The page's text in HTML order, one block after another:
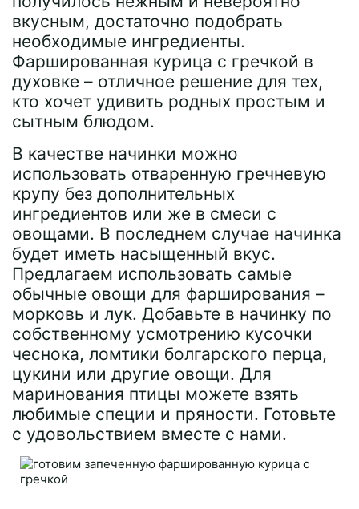
вкусным, достаточно подобрать
необходимые ингредиенты.
Фаршированная курица с гречкой в
духовке – отличное решение для тех,
кто хочет удивить родных простым и
сытным блюдом.
В качестве начинки можно
использовать отваренную гречневую
крупу без дополнительных
ингредиентов или же в смеси с
овощами. В последнем случае начинка
будет иметь насыщенный вкус.
Предлагаем использовать самые
обычные овощи для фарширования –
морковь и лук. Добавьте в начинку по
собственному усмотрению кусочки
чеснока, ломтики болгарского перца,
цукини или другие овощи. Для
маринования птицы можете взять
любимые специи и пряности. Готовьте
с удовольствием вместе с нами.